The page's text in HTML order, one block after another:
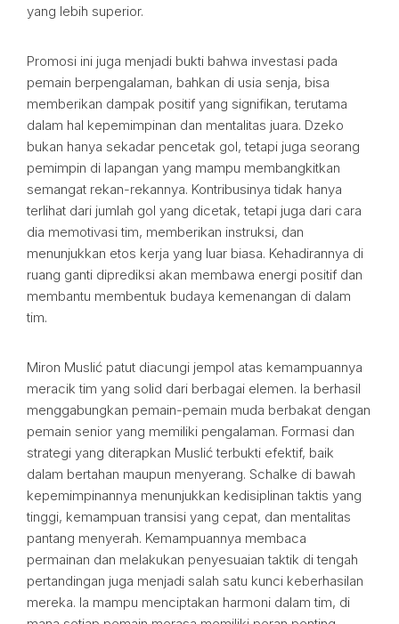
yang lebih superior.
Promosi ini juga menjadi bukti bahwa investasi pada
pemain berpengalaman, bahkan di usia senja, bisa
memberikan dampak positif yang signifikan, terutama
dalam hal kepemimpinan dan mentalitas juara. Dzeko
bukan hanya sekadar pencetak gol, tetapi juga seorang
pemimpin di lapangan yang mampu membangkitkan
semangat rekan-rekannya. Kontribusinya tidak hanya
terlihat dari jumlah gol yang dicetak, tetapi juga dari cara
dia memotivasi tim, memberikan instruksi, dan
menunjukkan etos kerja yang luar biasa. Kehadirannya di
ruang ganti diprediksi akan membawa energi positif dan
membantu membentuk budaya kemenangan di dalam
tim.
Miron Muslić patut diacungi jempol atas kemampuannya
meracik tim yang solid dari berbagai elemen. Ia berhasil
menggabungkan pemain-pemain muda berbakat dengan
pemain senior yang memiliki pengalaman. Formasi dan
strategi yang diterapkan Muslić terbukti efektif, baik
dalam bertahan maupun menyerang. Schalke di bawah
kepemimpinannya menunjukkan kedisiplinan taktis yang
tinggi, kemampuan transisi yang cepat, dan mentalitas
pantang menyerah. Kemampuannya membaca
permainan dan melakukan penyesuaian taktik di tengah
pertandingan juga menjadi salah satu kunci keberhasilan
mereka. Ia mampu menciptakan harmoni dalam tim, di